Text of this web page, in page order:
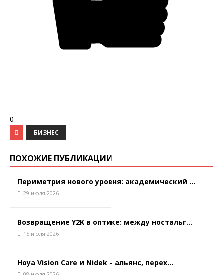
0
БИЗНЕС
ПОХОЖИЕ ПУБЛИКАЦИИ
Периметрия нового уровня: академический ...
29 июля 2026
Возвращение Y2K в оптике: между ностальг...
15 июля 2026
Hoya Vision Care и Nidek – альянс, перех...